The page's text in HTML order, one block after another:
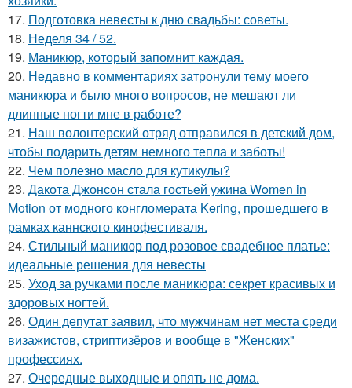
17. Подготовка невесты к дню свадьбы: советы.
18. Неделя 34 / 52.
19. Маникюр, который запомнит каждая.
20. Недавно в комментариях затронули тему моего
маникюра и было много вопросов, не мешают ли
длинные ногти мне в работе?
21. Наш волонтерский отряд отправился в детский дом,
чтобы подарить детям немного тепла и заботы!
22. Чем полезно масло для кутикулы?
23. Дакота Джонсон стала гостьей ужина Women in
Motion от модного конгломерата Kering, прошедшего в
рамках каннского кинофестиваля.
24. Стильный маникюр под розовое свадебное платье:
идеальные решения для невесты
25. Уход за ручками после маникюра: секрет красивых и
здоровых ногтей.
26. Один депутат заявил, что мужчинам нет места среди
визажистов, стриптизёров и вообще в "Женских"
профессиях.
27. Очередные выходные и опять не дома.